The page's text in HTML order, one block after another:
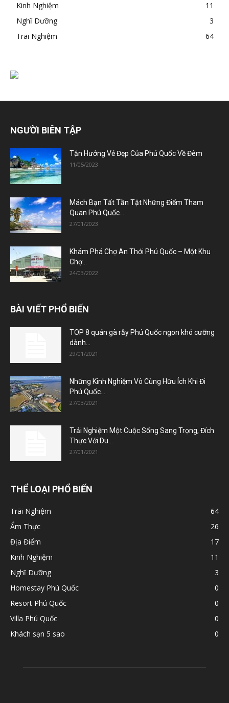
Kinh Nghiệm
11
Nghĩ Dưỡng
3
Trãi Nghiệm
64
NGƯỜI BIÊN TẬP
Tận Hưởng Vẻ Đẹp Của Phú Quốc Về Đêm
11/05/2023
Mách Bạn Tất Tần Tật Những Điểm Tham
Quan Phú Quốc...
27/01/2023
Khám Phá Chợ An Thới Phú Quốc – Một Khu
Chợ...
24/03/2022
BÀI VIẾT PHỔ BIẾN
TOP 8 quán gà rẫy Phú Quốc ngon khó cưỡng
dành...
29/01/2021
Những Kinh Nghiệm Vô Cùng Hữu Ích Khi Đi
Phú Quốc...
27/03/2021
Trải Nghiệm Một Cuộc Sống Sang Trọng, Đích
Thực Với Du...
27/01/2021
THỂ LOẠI PHỔ BIẾN
Trãi Nghiệm
64
Ẩm Thực
26
Địa Điểm
17
Kinh Nghiệm
11
Nghĩ Dưỡng
3
Homestay Phú Quốc
0
Resort Phú Quốc
0
Villa Phú Quốc
0
Khách sạn 5 sao
0